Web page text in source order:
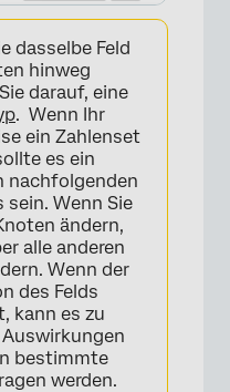
×
×
dasselbe Feld
hinweg
darauf, eine
. Wenn Ihr
ein Zahlenset
es ein
nachfolgenden
sein. Wenn Sie
ändern,
alle anderen
Wenn der
des Felds
kann es zu
bestimmte
werden.